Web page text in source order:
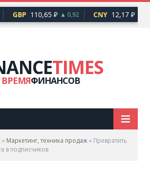
GBP 110,65 ₽ ▲ 0,92 CNY 12,17 ₽ ▲
TIMES
ВРЕМЯФИНАНСОВ
» Маркетинг, техника продаж» Превратить
в подписчиков